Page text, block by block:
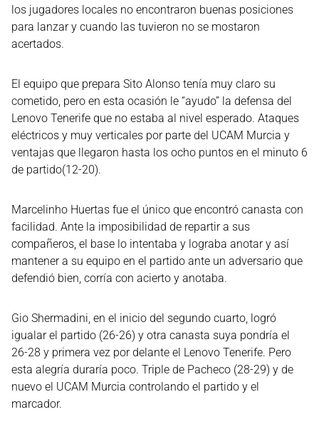
los jugadores locales no encontraron buenas posiciones
para lanzar y cuando las tuvieron no se mostaron
acertados.
El equipo que prepara Sito Alonso tenía muy claro su
cometido, pero en esta ocasión le “ayudo” la defensa del
Lenovo Tenerife que no estaba al nivel esperado. Ataques
eléctricos y muy verticales por parte del UCAM Murcia y
ventajas que llegaron hasta los ocho puntos en el minuto 6
de partido(12-20).
Marcelinho Huertas fue el único que encontró canasta con
facilidad. Ante la imposibilidad de repartir a sus
compañeros, el base lo intentaba y lograba anotar y así
mantener a su equipo en el partido ante un adversario que
defendió bien, corría con acierto y anotaba.
Gio Shermadini, en el inicio del segundo cuarto, logró
igualar el partido (26-26) y otra canasta suya pondría el
26-28 y primera vez por delante el Lenovo Tenerife. Pero
esta alegría duraría poco. Triple de Pacheco (28-29) y de
nuevo el UCAM Murcia controlando el partido y el
marcador.